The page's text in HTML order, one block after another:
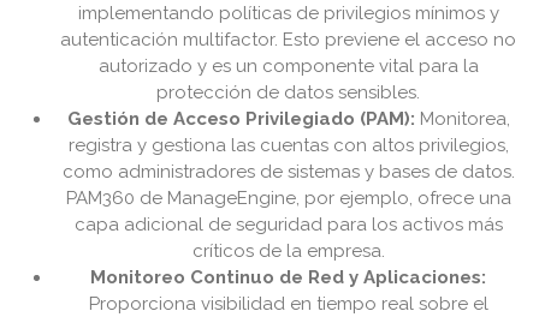
implementando políticas de privilegios mínimos y
autenticación multifactor. Esto previene el acceso no
autorizado y es un componente vital para la
protección de datos sensibles.
Gestión de Acceso Privilegiado (PAM): Monitorea,
registra y gestiona las cuentas con altos privilegios,
como administradores de sistemas y bases de datos.
PAM360 de ManageEngine, por ejemplo, ofrece una
capa adicional de seguridad para los activos más
críticos de la empresa.
Monitoreo Continuo de Red y Aplicaciones:
Proporciona visibilidad en tiempo real sobre el